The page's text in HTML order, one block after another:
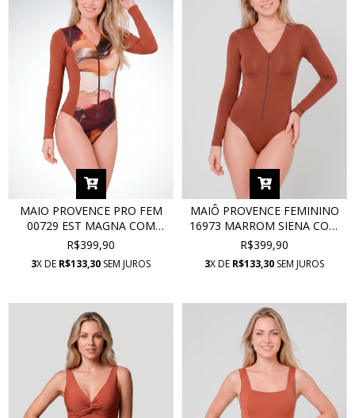
MAIO PROVENCE PRO FEM
00729 EST MAGNA COM
PROTEÇÃO UV
R$399,90
3X DE R$133,30 SEM JUROS
MAIÔ PROVENCE FEMININO
16973 MARROM SIENA COM
PROTEÇÃO UV
R$399,90
3X DE R$133,30 SEM JUROS